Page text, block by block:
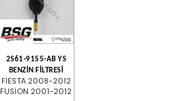
2S61-9155-AB YS
BENZİN FİLTRESİ
FİESTA 2008-2012
FUSİON 2001-2012